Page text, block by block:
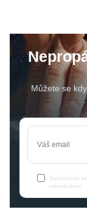
Můžete se
Souhlasím se
newsletteru.